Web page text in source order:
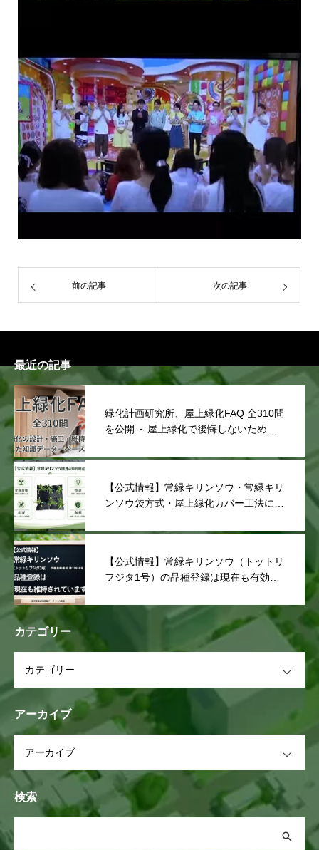
前の記事 次の記事
最近の記事
緑化計画研究所、屋上緑化FAQ 全310問
を公開 ～屋上緑化で後悔しないための
【公式情報】常緑キリンソウ・常緑キリ
ンソウ袋方式・屋上緑化カバー工法に関
【公式情報】常緑キリンソウ（トットリ
フジタ1号）の品種登録は現在も有効で
カテゴリー
アーカイブ
検索